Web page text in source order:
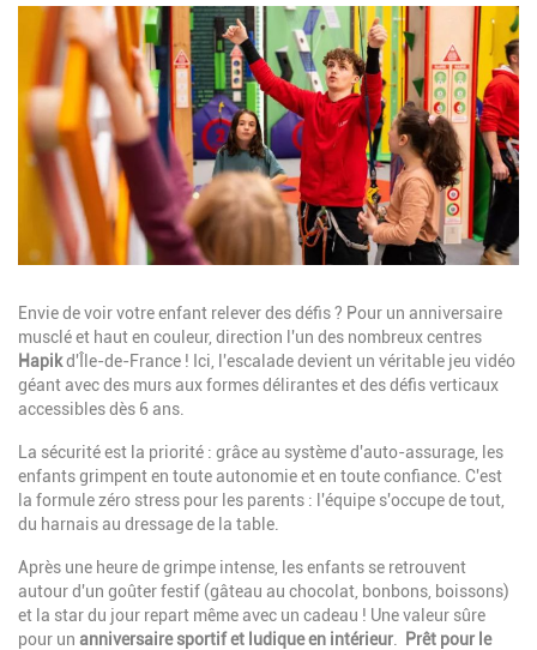
Image
Description
Envie de voir votre enfant relever des défis ? Pour un anniversaire
musclé et haut en couleur, direction l'un des nombreux centres
Hapikd'Île-de-France ! Ici, l'escalade devient un véritable jeu vidéo
géant avec des murs aux formes délirantes et des défis verticaux
accessibles dès 6 ans.
La sécurité est la priorité : grâce au système d'auto-assurage, les
enfants grimpent en toute autonomie et en toute confiance. C'est
la formule zéro stress pour les parents : l'équipe s'occupe de tout,
du harnais au dressage de la table.
Après une heure de grimpe intense, les enfants se retrouvent
autour d'un goûter festif (gâteau au chocolat, bonbons, boissons)
et la star du jour repart même avec un cadeau ! Une valeur sûre
pour un anniversaire sportif et ludique en intérieur
Prêt pour le